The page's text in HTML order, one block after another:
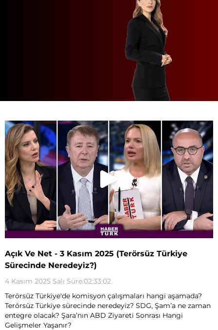
Açık Ve Net - 3 Kasım 2025 (Terörsüz Türkiye
Sürecinde Neredeyiz?)
4 Kasım 2025 Salı Süre:02:33:02
Terörsüz Türkiye'de komisyon çalışmaları hangi aşamada?
Terörsüz Türkiye sürecinde neredeyiz? SDG, Şam’a ne zaman
entegre olacak? Şara’nın ABD Ziyareti Sonrası Hangi
Gelişmeler Yaşanır?